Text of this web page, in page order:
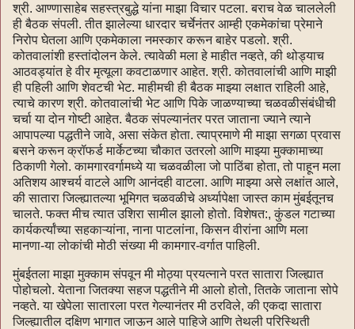
श्री. आण्णासाहेब सहस्त्रबुद्धे यांना माझा विचार पटला. बराच वेळ चाललेली
ही बैठक संपली. तीत झालेल्या धारदार चर्चेनंतर आम्ही एकमेकांचा प्रेमाने
निरोप घेतला आणि एकमेकाला नमस्कार करून बाहेर पडलो. श्री.
कोतवालांशी हस्तांदोलन केले. त्यावेळी मला हे माहीत नव्हते, की थोड्याच
आठवड्यांत हे वीर मृत्यूला कवटाळणार आहेत. श्री. कोतवालांची आणि माझी
ही पहिली आणि शेवटची भेट. माहीमची ही बैठक माझ्या लक्षात राहिली आहे,
त्याचे कारण श्री. कोतवालांची भेट आणि पिके जाळण्याच्या चळवळीसंबंधीची
चर्चा या दोन गोष्टी आहेत. बैठक संपल्यानंतर परत जाताना ज्याने त्याने
आपापल्या पद्धतीने जावे, असा संकेत होता. त्याप्रमाणे मी माझा सगळा प्रवास
बसने करून क्रॉफर्ड मार्केटच्या चौकात उतरलो आणि माझ्या मुक्कामाच्या
ठिकाणी गेलो. कामगारवर्गामध्ये या चळवळीला जो पाठिंबा होता, तो पाहून मला
अतिशय आश्चर्य वाटले आणि आनंदही वाटला. आणि माझ्या असे लक्षांत आले,
की सातारा जिल्ह्यातल्या भूमिगत चळवळीचे अर्ध्यापेक्षा जास्त काम मुंबईतूनच
चालते. फक्त मीच त्यात उशिरा सामील झालो होतो. विशेषत:, कुंडल गटाच्या
कार्यकर्त्यांच्या सहकाऱ्यांना, नाना पाटलांना, किसन वीरांना आणि मला
मानणा-या लोकांची मोठी संख्या मी कामगार-वर्गात पाहिली.
मुंबईतला माझा मुक्काम संपवून मी मोठ्या प्रयत्नाने परत सातारा जिल्ह्यात
पोहोचलो. येताना जितक्या सहज पद्धतीने मी आलो होतो, तितके जाताना सोपे
नव्हते. या खेपेला सातारला परत गेल्यानंतर मी ठरविले, की एकदा सातारा
जिल्ह्यातील दक्षिण भागात जाऊन आले पाहिजे आणि तेथली परिस्थिती